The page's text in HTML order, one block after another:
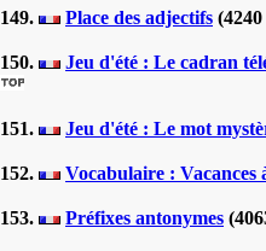
149. Place des adjectifs
150. Jeu d'été : Le cadran
151. Jeu d'été : Le mot
152. Vocabulaire : Vacances
153. Préfixes antonymes